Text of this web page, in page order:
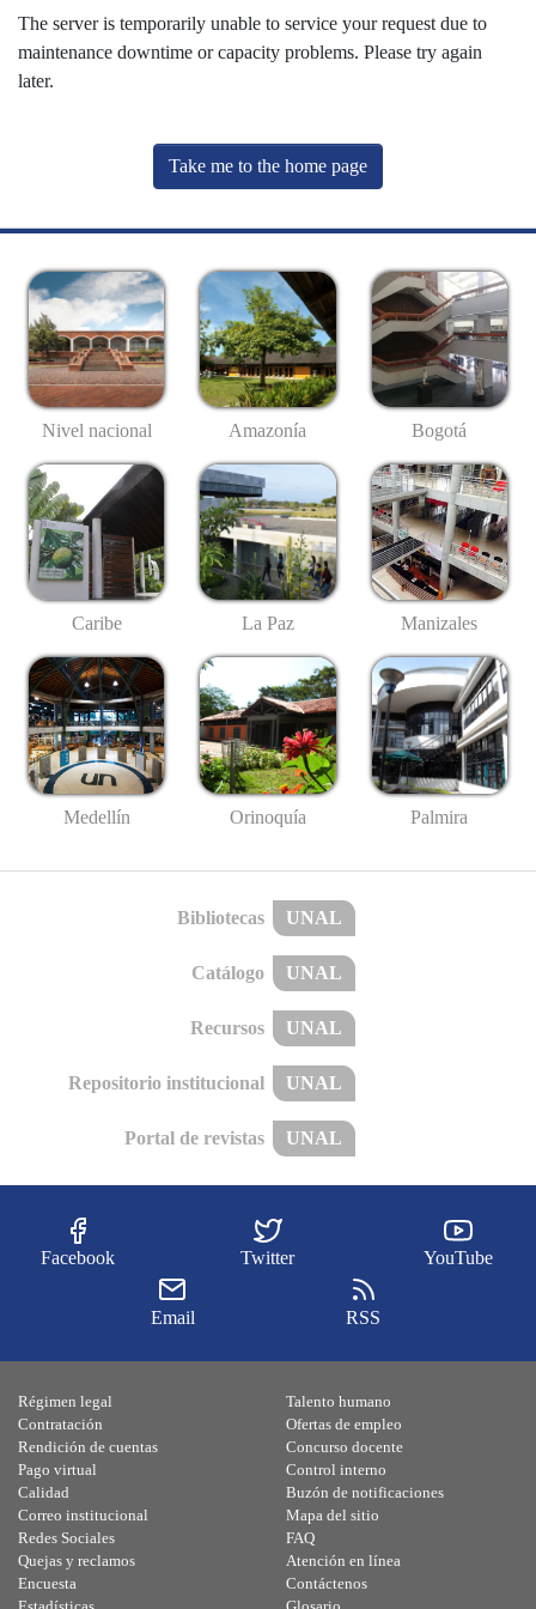
The server is temporarily unable to service your request due to
maintenance downtime or capacity problems. Please try again
later.
Take me to the home page
Nivel nacional Amazonía Bogotá
Caribe La Paz Manizales
Medellín Orinoquía Palmira
Bibliotecas UNAL
Catálogo UNAL
Recursos UNAL
Repositorio institucional UNAL
Portal de revistas UNAL
Facebook Twitter YouTube
Email RSS
Régimen legal
Contratación
Rendición de cuentas
Pago virtual
Calidad
Talento humano
Ofertas de empleo
Concurso docente
Control interno
Buzón de notificaciones
Correo institucional
Redes Sociales
Quejas y reclamos
Encuesta
Mapa del sitio
FAQ
Atención en línea
Contáctenos